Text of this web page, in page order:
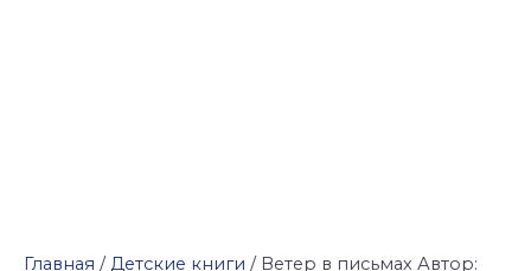
Главная /Детские книги / Ветер в письмах Автор: